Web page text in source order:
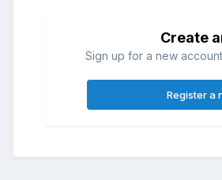
Create
Sign up for a new
Register a